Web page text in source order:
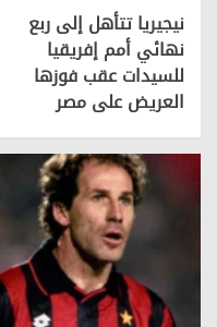
نيجيريا تتأهل إلى ربع
نهائي أمم إفريقيا
للسيدات عقب فوزها
العريض على مصر